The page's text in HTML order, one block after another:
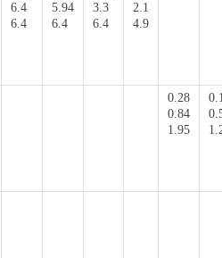
6.4
6.4
5.94
6.4
3.3
6.4
2.1
4.9
0.28
0.84
1.95